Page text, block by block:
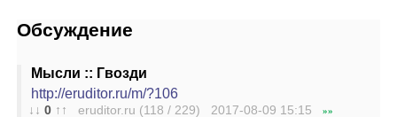
Обсуждение
Мысли :: Гвозди
http://eruditor.ru/m/?106
↓↓ 0 ↑↑ eruditor.ru (118 / 229) 2017-08-09 15:15 »»